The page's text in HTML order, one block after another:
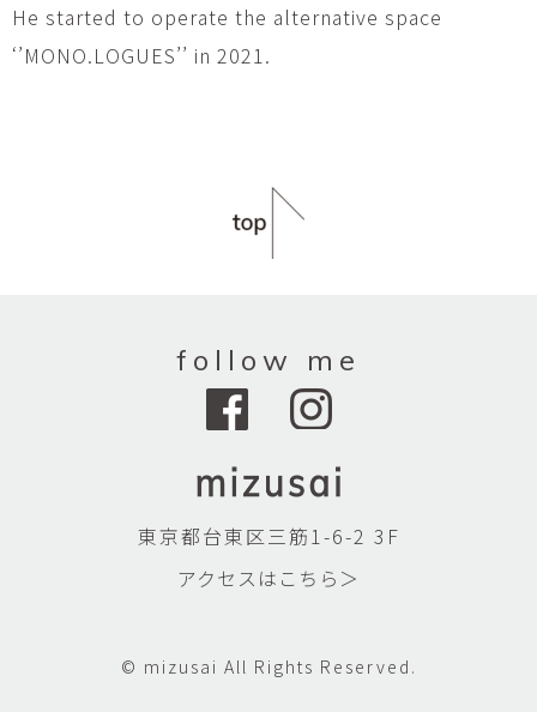
He started to operate the alternative space
‘’MONO.LOGUES’’ in 2021.
follow me
東京都台東区三筋1-6-2 3F
アクセスはこちら＞
© mizusai All Rights Reserved.